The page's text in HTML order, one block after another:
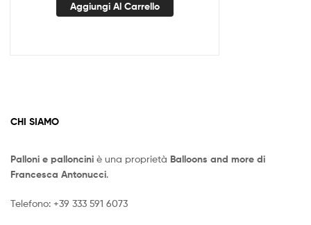
Aggiungi Al Carrello
CHI SIAMO
Palloni e palloncini è una proprietà Balloons and more di
Francesca Antonucci.
Telefono: +39 333 591 6073